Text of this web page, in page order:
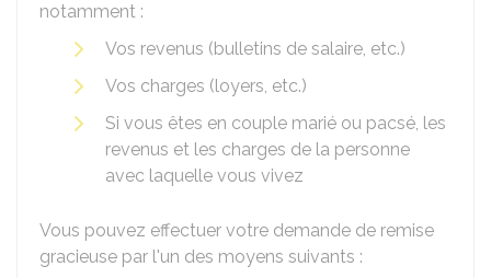
notamment :
Vos revenus (bulletins de salaire, etc.)
Vos charges (loyers, etc.)
Si vous êtes en couple marié ou pacsé, les
revenus et les charges de la personne
avec laquelle vous vivez
Vous pouvez effectuer votre demande de remise
gracieuse par l'un des moyens suivants :